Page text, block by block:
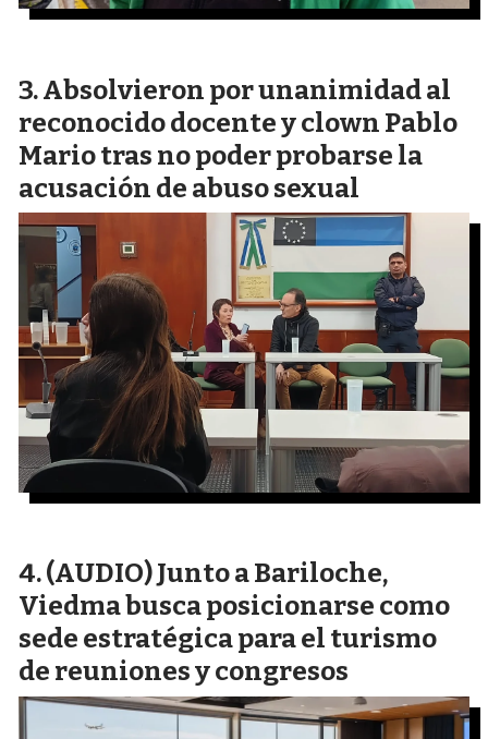
Absolvieron por unanimidad al
reconocido docente y clown Pablo
Mario tras no poder probarse la
acusación de abuso sexual
(AUDIO) Junto a Bariloche,
Viedma busca posicionarse como
sede estratégica para el turismo
de reuniones y congresos